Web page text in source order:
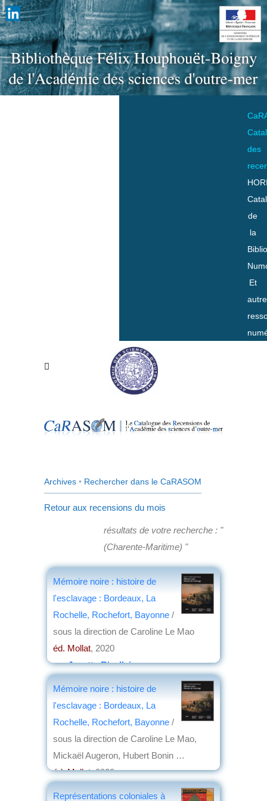
des
de
la
Et
Archives • Rechercher dans le CaRASOM
Retour aux recensions du mois
résultats de votre recherche : "
(Charente-Maritime) "
Mémoire noire : histoire de
l'esclavage : Bordeaux, La
Rochelle, Rochefort, Bayonne /
sous la direction de Caroline Le Mao
éd. Mollat, 2020
parJosette Rivallain
Mémoire noire : histoire de
l'esclavage : Bordeaux, La
Rochelle, Rochefort, Bayonne /
sous la direction de Caroline Le Mao,
Mickaël Augeron, Hubert Bonin …
éd. Mollat, 2020
Représentations coloniales à